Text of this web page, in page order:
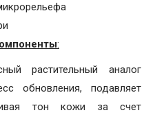
:
растительный аналог
обновления, подавляет
тон кожи за счет